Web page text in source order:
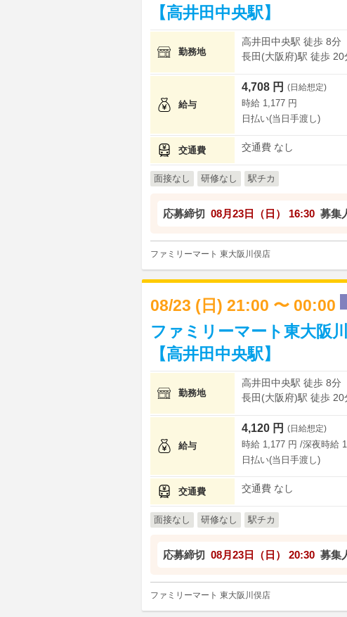
【高井田中央駅】
勤務地
高井田中央駅 徒歩 8分
長田(大阪府)駅 徒歩 20
給与
4,708 円 (日給想定)
時給 1,177 円
日払い(当日手渡し)
交通費 交通費 なし
面接なし 研修なし 駅チカ
応募締切 08月23日（日） 16:30 募集
ファミリーマート 東大阪川俣店
08/23 (日) 21:00 〜 00:00
ファミリーマート東大阪
【高井田中央駅】
勤務地
高井田中央駅 徒歩 8分
長田(大阪府)駅 徒歩 20
給与
4,120 円 (日給想定)
時給 1,177 円 /深夜時給
日払い(当日手渡し)
交通費 交通費 なし
面接なし 研修なし 駅チカ
応募締切 08月23日（日） 20:30 募集
ファミリーマート 東大阪川俣店